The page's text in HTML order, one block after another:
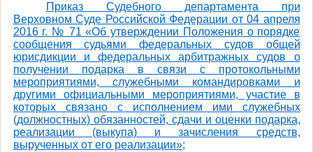
Приказ Судебного департамента при
Верховном Суде Российской Федерации от 04 апреля
2016 г. № 71 «Об утверждении Положения о порядке
сообщения судьями федеральных судов общей
юрисдикции и федеральных арбитражных судов о
получении подарка в связи с протокольными
мероприятиями, служебными командировками и
другими официальными мероприятиями, участие в
которых связано с исполнением ими служебных
(должностных) обязанностей, сдачи и оценки подарка,
реализации (выкупа) и зачисления средств,
вырученных от его реализации»;